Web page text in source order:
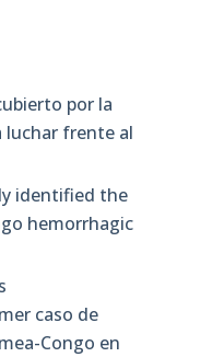
por la
luchar frente al
identified the
hemorrhagic
caso de
Congo en